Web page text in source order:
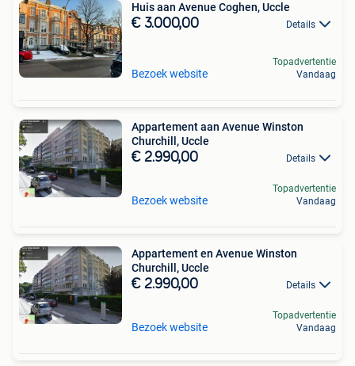
Huis aan Avenue Coghen, Uccle
€ 3.000,00 Details
Bezoek website
Topadvertentie
Vandaag
Appartement aan Avenue Winston
Churchill, Uccle
€ 2.990,00 Details
Bezoek website
Topadvertentie
Vandaag
Appartement en Avenue Winston
Churchill, Uccle
€ 2.990,00 Details
Bezoek website
Topadvertentie
Vandaag